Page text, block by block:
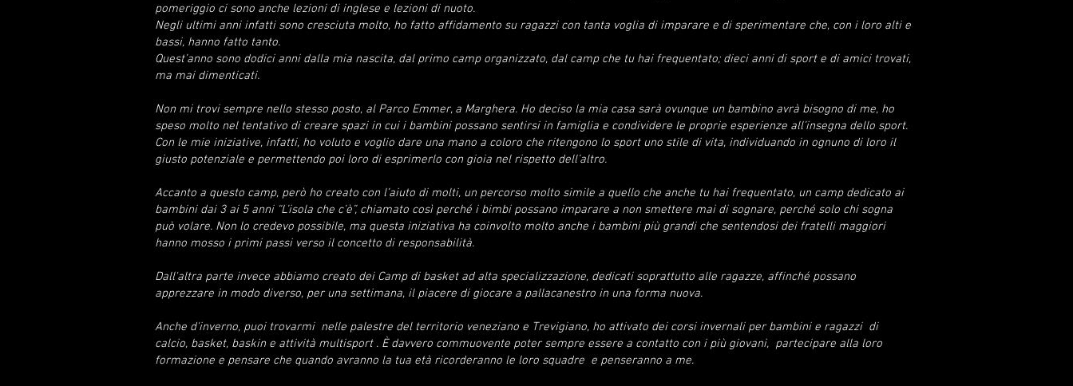
pomeriggio ci sono anche lezioni di inglese e lezioni di nuoto.
Negli ultimi anni infatti sono cresciuta molto, ho fatto affidamento su ragazzi con tanta voglia di imparare e di sperimentare che, con i loro alti e
bassi, hanno fatto tanto.
Quest’anno sono dodici anni dalla mia nascita, dal primo camp organizzato, dal camp che tu hai frequentato; dieci anni di sport e di amici trovati,
ma mai dimenticati.
Non mi trovi sempre nello stesso posto, al Parco Emmer, a Marghera. Ho deciso la mia casa sarà ovunque un bambino avrà bisogno di me, ho
speso molto nel tentativo di creare spazi in cui i bambini possano sentirsi in famiglia e condividere le proprie esperienze all’insegna dello sport.
Con le mie iniziative, infatti, ho voluto e voglio dare una mano a coloro che ritengono lo sport uno stile di vita, individuando in ognuno di loro il
giusto potenziale e permettendo poi loro di esprimerlo con gioia nel rispetto dell’altro.
Accanto a questo camp, però ho creato con l’aiuto di molti, un percorso molto simile a quello che anche tu hai frequentato, un camp dedicato ai
bambini dai 3 ai 5 anni “L’isola che c’è”, chiamato così perché i bimbi possano imparare a non smettere mai di sognare, perché solo chi sogna
può volare. Non lo credevo possibile, ma questa iniziativa ha coinvolto molto anche i bambini più grandi che sentendosi dei fratelli maggiori
hanno mosso i primi passi verso il concetto di responsabilità.
Dall'altra parte invece abbiamo creato dei Camp di basket ad alta specializzazione, dedicati soprattutto alle ragazze, affinché possano
apprezzare in modo diverso, per una settimana, il piacere di giocare a pallacanestro in una forma nuova.
Anche d'inverno, puoi trovarmi nelle palestre del territorio veneziano e Trevigiano, ho attivato dei corsi invernali per bambini e ragazzi di
calcio, basket, baskin e attività multisport . È davvero commuovente poter sempre essere a contatto con i più giovani, partecipare alla loro
formazione e pensare che quando avranno la tua età ricorderanno le loro squadre e penseranno a me.